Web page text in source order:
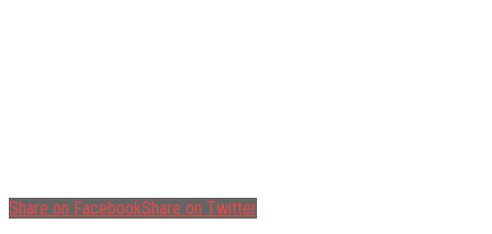
Share on FacebookShare on Twitter